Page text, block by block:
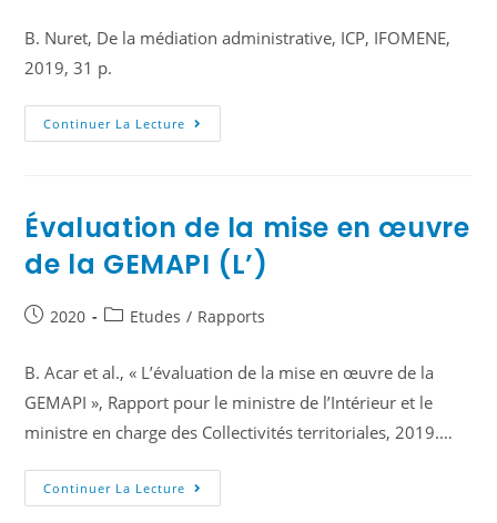
B. Nuret, De la médiation administrative, ICP, IFOMENE,
2019, 31 p.
Continuer La Lecture
Évaluation de la mise en œuvre
de la GEMAPI (L’)
2020 Etudes / Rapports
B. Acar et al., « L’évaluation de la mise en œuvre de la
GEMAPI », Rapport pour le ministre de l’Intérieur et le
ministre en charge des Collectivités territoriales, 2019.…
Continuer La Lecture